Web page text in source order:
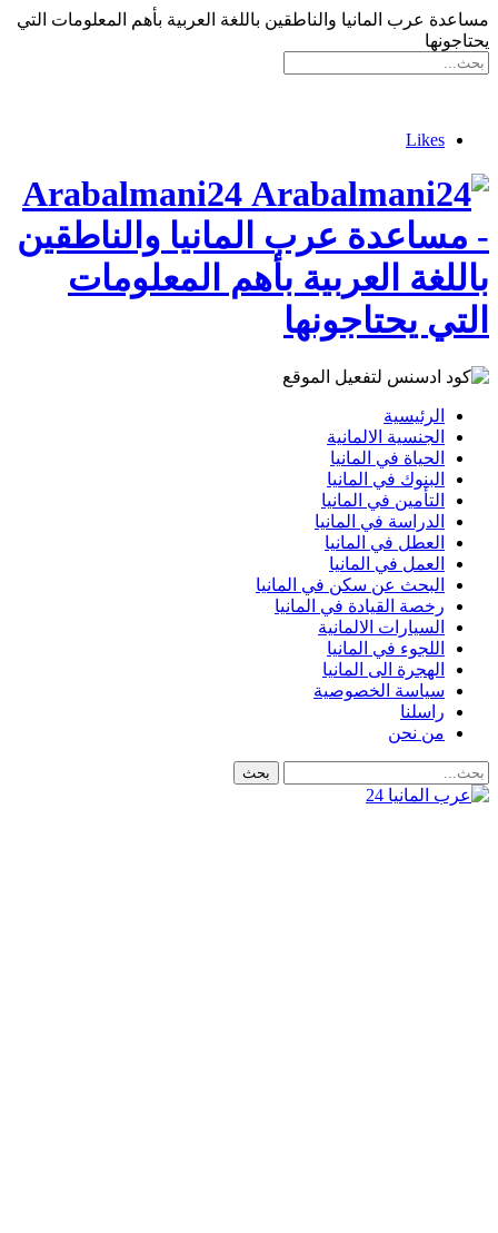
مساعدة عرب المانيا والناطقين باللغة العربية بأهم المعلومات التي
يحتاجونها
Likes
Arabalmani24
- مساعدة عرب المانيا والناطقين
باللغة العربية بأهم المعلومات
التي يحتاجونها
الرئيسية
الجنسية الالمانية
الحياة في المانيا
البنوك في المانيا
التأمين في المانيا
الدراسة في المانيا
العطل في المانيا
العمل في المانيا
البحث عن سكن في المانيا
رخصة القيادة في المانيا
السيارات الالمانية
اللجوء في المانيا
الهجرة الى المانيا
سياسة الخصوصية
راسلنا
من نحن